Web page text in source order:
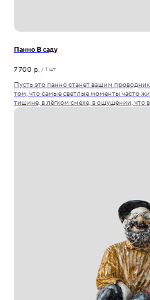
Панно В саду
7 700 р. / 1 шт
Пусть это панно станет вашим
том, что самые светлые моменты часто
тишине, в лёгком смехе, в ощущении, что